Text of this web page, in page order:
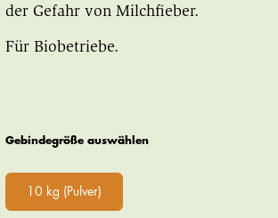
der Gefahr von Milchfieber.
Für Biobetriebe.
Gebindegröße auswählen
10 kg (Pulver)